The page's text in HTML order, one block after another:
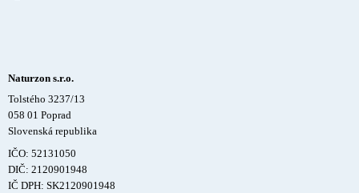
Naturzon s.r.o.
Tolstého 3237/13
058 01 Poprad
Slovenská republika
IČO: 52131050
DIČ: 2120901948
IČ DPH: SK2120901948